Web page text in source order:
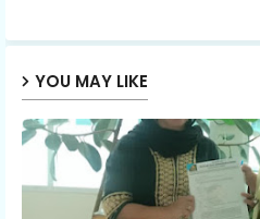
YOU MAY LIKE